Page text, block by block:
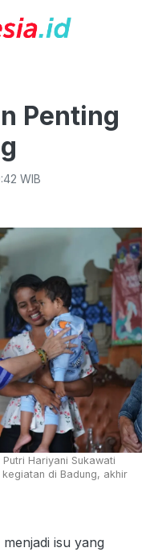
Penting
WIB
Hariyani Sukawati
di Badung, akhir
isu yang